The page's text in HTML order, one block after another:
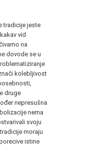
tradicije jeste
vid
na
dovode se u
kolebljivost
druge
nepresušna
nema
svoju
moraju
istine